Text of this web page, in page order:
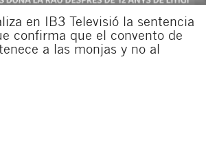
en IB3 Televisió la sentencia
confirma que el convento de
a las monjas y no al